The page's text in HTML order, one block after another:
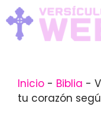
Skip
to
content
Inicio - Biblia -
tu corazón